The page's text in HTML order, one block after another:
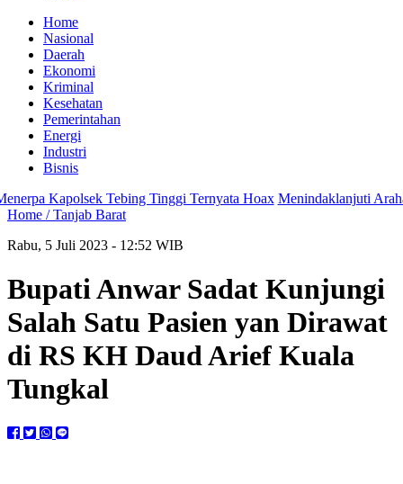
Home
Nasional
Daerah
Ekonomi
Kriminal
Kesehatan
Pemerintahan
Energi
Industri
Bisnis
Kapolsek Tebing Tinggi Ternyata Hoax Menindaklanjuti Arahan
Home /Tanjab Barat
Rabu, 5 Juli 2023 - 12:52 WIB
Bupati Anwar Sadat Kunjungi
Salah Satu Pasien yan Dirawat
di RS KH Daud Arief Kuala
Tungkal